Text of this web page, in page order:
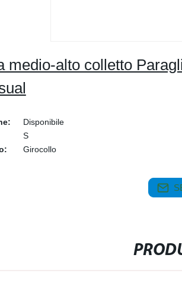
medio-alto colletto
Disponibile
S
Girocollo